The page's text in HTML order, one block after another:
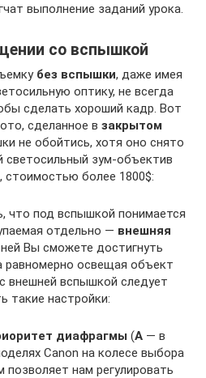
выполнение заданий урока.
со вспышкой
без вспышки, даже имея
оптику, не всегда
сделать хороший кадр. Вот
сделанное в закрытом
не обойтись, хотя оно снято
светосильный зум-объектив
, стоимостью более 1800$:
что под вспышкой понимается
отдельно — внешняя
ней Вы сможете достигнуть
равномерно освещая объект
внешней вспышкой следует
такие настройки:
диафрагмы (A— в
Canon на колесе выбора
нам регулировать